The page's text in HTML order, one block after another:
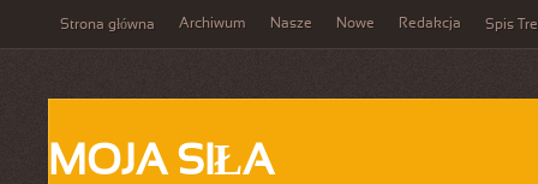
Strona główna Archiwum Nasze Nowe Redakcja Spis
MOJA SIŁA